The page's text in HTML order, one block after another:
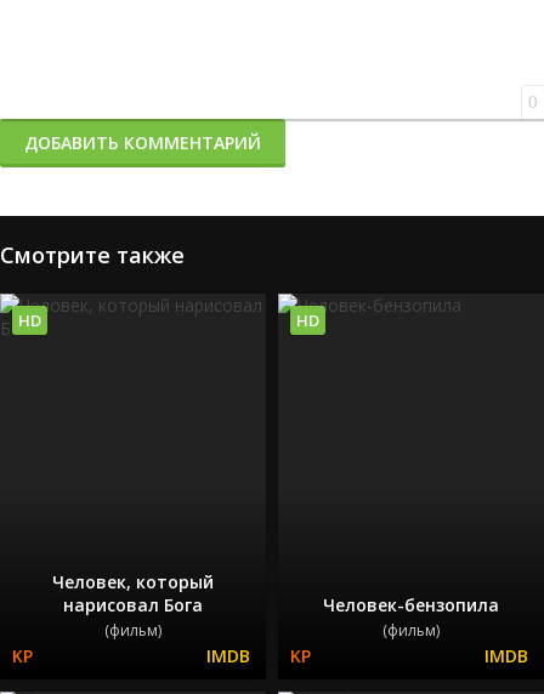
0
ДОБАВИТЬ КОММЕНТАРИЙ
Смотрите также
Человек, который
нарисовал Бога
(фильм)
HD
Человек-бензопила
(фильм)
HD